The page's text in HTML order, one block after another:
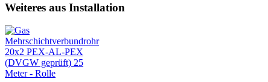
Weiteres aus Installation